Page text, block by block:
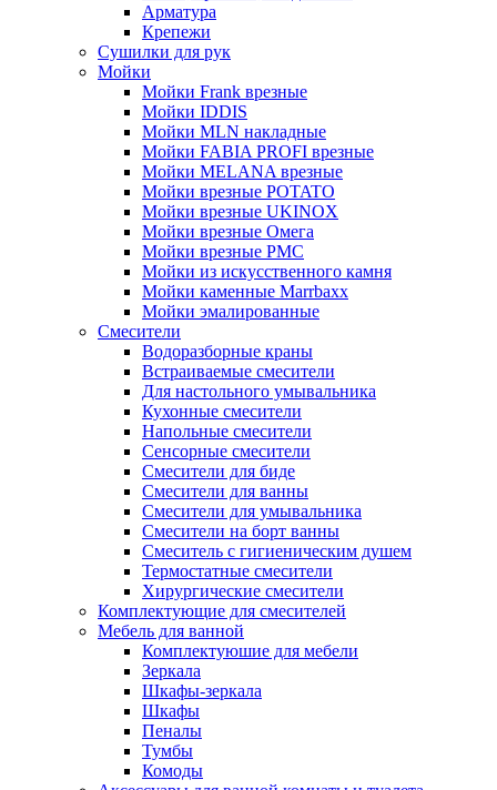
Арматура
Крепежи
Сушилки для рук
Мойки
Мойки Frank врезные
Мойки IDDIS
Мойки MLN накладные
Мойки FABIA PROFI врезные
Мойки MELANA врезные
Мойки врезные POTATO
Мойки врезные UKINOX
Мойки врезные Омега
Мойки врезные РМС
Мойки из искусственного камня
Мойки каменные Marrbaxx
Мойки эмалированные
Смесители
Водоразборные краны
Встраиваемые смесители
Для настольного умывальника
Кухонные смесители
Напольные смесители
Сенсорные смесители
Смесители для биде
Смесители для ванны
Смесители для умывальника
Смесители на борт ванны
Смеситель с гигиеническим душем
Термостатные смесители
Хирургические смесители
Комплектующие для смесителей
Мебель для ванной
Комплектуюшие для мебели
Зеркала
Шкафы-зеркала
Шкафы
Пеналы
Тумбы
Комоды